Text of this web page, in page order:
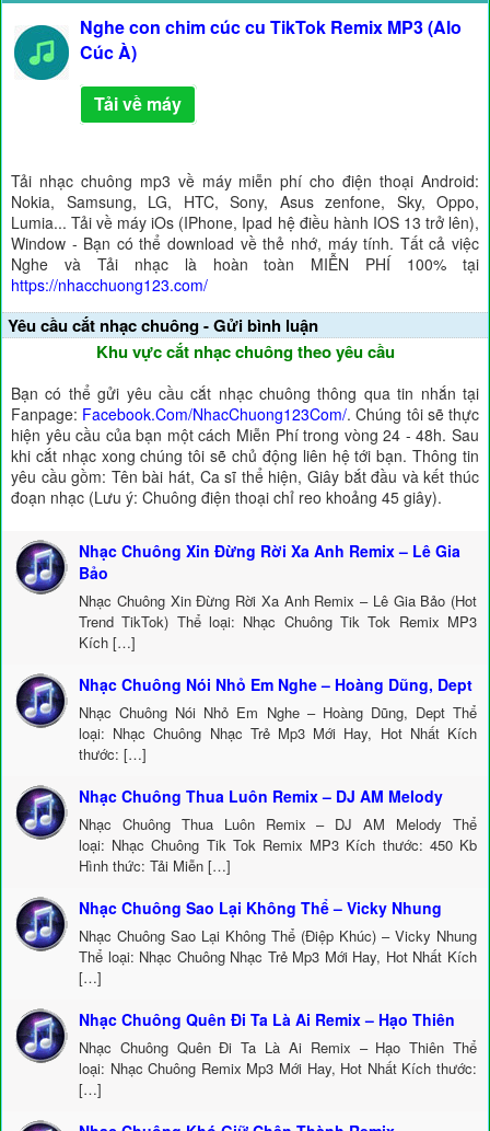
Nghe con chim cúc cu TikTok Remix MP3 (Alo
Cúc À)
Tải về máy
Tải nhạc chuông mp3 về máy miễn phí cho điện thoại Android:
Nokia, Samsung, LG, HTC, Sony, Asus zenfone, Sky, Oppo,
Lumia... Tải về máy iOs (IPhone, Ipad hệ điều hành IOS 13 trở lên),
Window - Bạn có thể download về thẻ nhớ, máy tính. Tất cả việc
Nghe và Tải nhạc là hoàn toàn MIỄN PHÍ 100% tại
https://nhacchuong123.com/
Yêu cầu cắt nhạc chuông - Gửi bình luận
Khu vực cắt nhạc chuông theo yêu cầu
Bạn có thể gửi yêu cầu cắt nhạc chuông thông qua tin nhắn tại
Fanpage: Facebook.Com/NhacChuong123Com/. Chúng tôi sẽ thực
hiện yêu cầu của bạn một cách Miễn Phí trong vòng 24 - 48h. Sau
khi cắt nhạc xong chúng tôi sẽ chủ động liên hệ tới bạn. Thông tin
yêu cầu gồm: Tên bài hát, Ca sĩ thể hiện, Giây bắt đầu và kết thúc
đoạn nhạc (Lưu ý: Chuông điện thoại chỉ reo khoảng 45 giây).
Nhạc Chuông Xin Đừng Rời Xa Anh Remix – Lê Gia
Bảo
Nhạc Chuông Xin Đừng Rời Xa Anh Remix – Lê Gia Bảo (Hot
Trend TikTok) Thể loại: Nhạc Chuông Tik Tok Remix MP3
Kích […]
Nhạc Chuông Nói Nhỏ Em Nghe – Hoàng Dũng, Dept
Nhạc Chuông Nói Nhỏ Em Nghe – Hoàng Dũng, Dept Thể
loại: Nhạc Chuông Nhạc Trẻ Mp3 Mới Hay, Hot Nhất Kích
thước: […]
Nhạc Chuông Thua Luôn Remix – DJ AM Melody
Nhạc Chuông Thua Luôn Remix – DJ AM Melody Thể
loại: Nhạc Chuông Tik Tok Remix MP3 Kích thước: 450 Kb
Hình thức: Tải Miễn […]
Nhạc Chuông Sao Lại Không Thể – Vicky Nhung
Nhạc Chuông Sao Lại Không Thể (Điệp Khúc) – Vicky Nhung
Thể loại: Nhạc Chuông Nhạc Trẻ Mp3 Mới Hay, Hot Nhất Kích
[…]
Nhạc Chuông Quên Đi Ta Là Ai Remix – Hạo Thiên
Nhạc Chuông Quên Đi Ta Là Ai Remix – Hạo Thiên Thể
loại: Nhạc Chuông Remix Mp3 Mới Hay, Hot Nhất Kích thước:
[…]